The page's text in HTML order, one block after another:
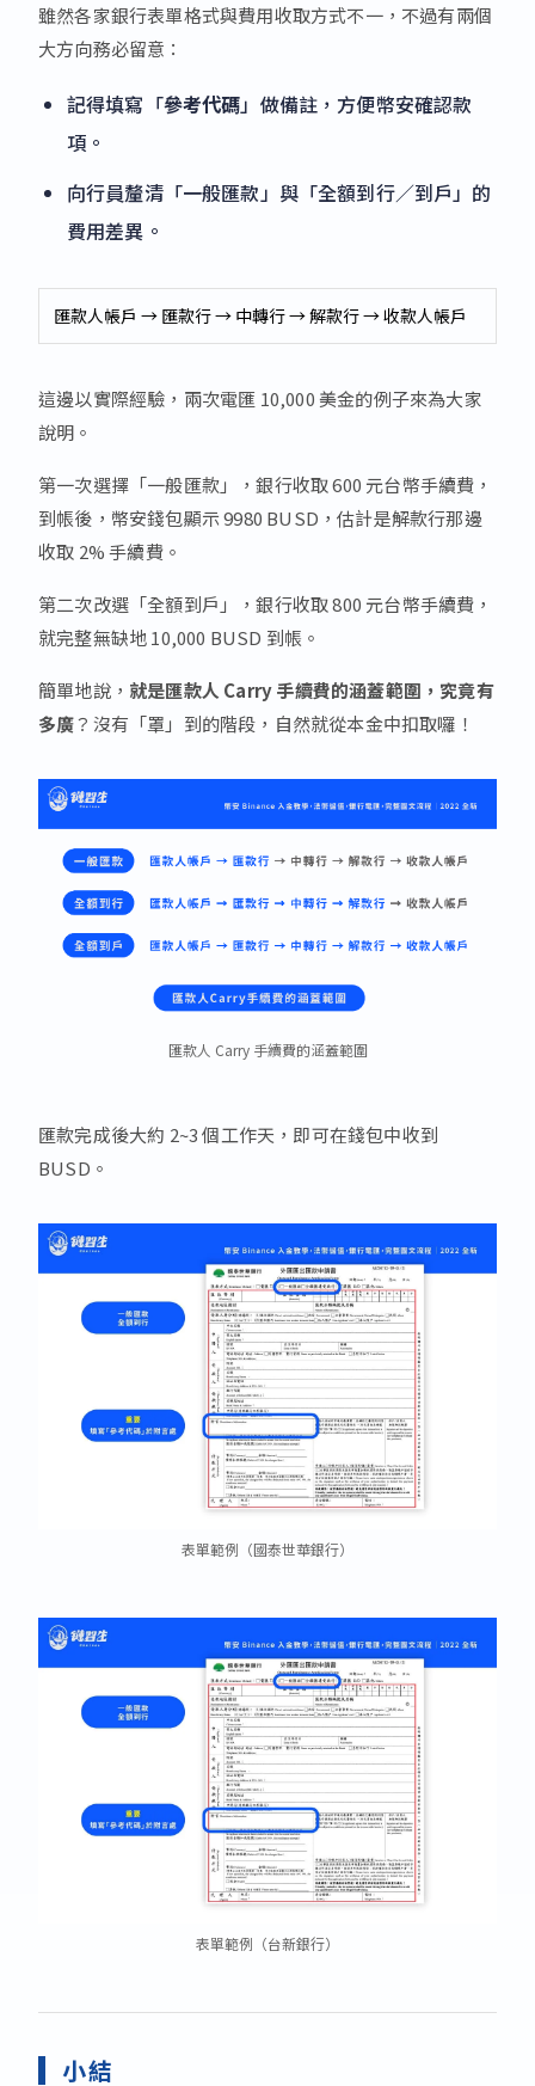
雖然各家銀行表單格式與費用收取方式不一，不過有兩個
大方向務必留意：
記得填寫「參考代碼」做備註，方便幣安確認款
項。
向行員釐清「一般匯款」與「全額到行／到戶」的
費用差異。
匯款人帳戶 → 匯款行 → 中轉行 → 解款行 → 收款人帳戶
這邊以實際經驗，兩次電匯 10,000 美金的例子來為大家
說明。
第一次選擇「一般匯款」，銀行收取 600 元台幣手續費，
到帳後，幣安錢包顯示 9980 BUSD，估計是解款行那邊
收取 2% 手續費。
第二次改選「全額到戶」，銀行收取 800 元台幣手續費，
就完整無缺地 10,000 BUSD 到帳。
簡單地說， 就是匯款人 Carry 手續費的涵蓋範圍，究竟有
多廣？沒有「罩」到的階段，自然就從本金中扣取囉！
匯款人 Carry 手續費的涵蓋範圍
匯款完成後大約 2~3 個工作天，即可在錢包中收到
BUSD。
表單範例（國泰世華銀行）
表單範例（台新銀行）
小結